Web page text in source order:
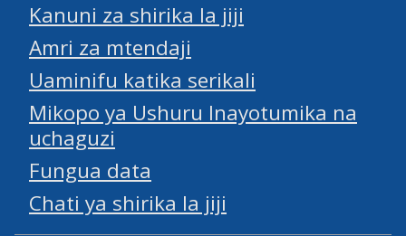
Kanuni za shirika la jiji
Amri za mtendaji
Uaminifu katika serikali
Mikopo ya Ushuru Inayotumika na
uchaguzi
Fungua data
Chati ya shirika la jiji